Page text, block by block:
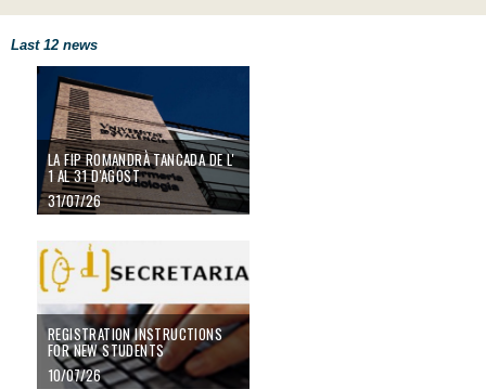
Last 12 news
LA FIP ROMANDRÀ TANCADA DE L'
1 AL 31 D'AGOST
31/07/26
REGISTRATION INSTRUCTIONS
FOR NEW STUDENTS
10/07/26